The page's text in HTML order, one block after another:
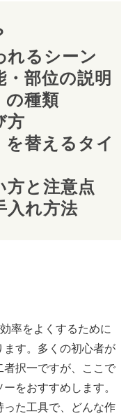
れるシーン
部位の説明
の種類
方
替えるタイ
と注意点
入れ方法
率をよくするために
す。多くの初心者が
択一ですが、ここで
をおすすめします。
た工具で、どんな作